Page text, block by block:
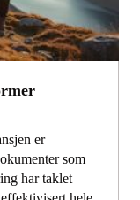
er
som
har taklet